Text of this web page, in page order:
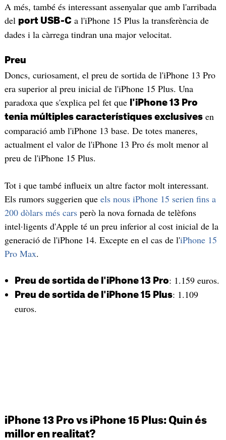
A més, també és interessant assenyalar que amb l'arribada
del port USB-C a l'iPhone 15 Plus la transferència de
dades i la càrrega tindran una major velocitat.
Preu
Doncs, curiosament, el preu de sortida de l'iPhone 13 Pro
era superior al preu inicial de l'iPhone 15 Plus. Una
paradoxa que s'explica pel fet que
l'iPhone 13 Pro
tenia múltiples característiques exclusivesen
comparació amb l'iPhone 13 base. De totes maneres,
actualment el valor de l'iPhone 13 Pro és molt menor al
preu de l'iPhone 15 Plus.
Tot i que també influeix un altre factor molt interessant.
Els rumors suggerien que els nous iPhone 15 serien fins a
200 dòlars més carsperò la nova fornada de telèfons
intel·ligents d'Apple té un preu inferior al cost inicial de la
generació de l'iPhone 14. Excepte en el cas de l'iPhone 15
Pro Max.
Preu de sortida de l'iPhone 13 Pro: 1.159 euros.
Preu de sortida de l'iPhone 15 Plus: 1.109
euros.
iPhone 13 Pro vs iPhone 15 Plus: Quin és
millor en realitat?